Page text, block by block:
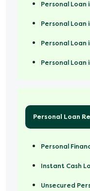
Personal Loan
Personal Loan
Personal Loan
Personal Loan
Personal Loan
Personal
Instant Cash
Unsecured